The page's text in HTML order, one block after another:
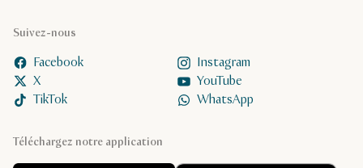
Téléchargez notre application
Suivez-nous
Facebook
Instagram
X
YouTube
TikTok
WhatsApp